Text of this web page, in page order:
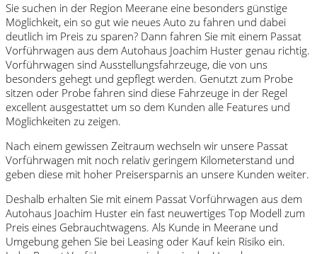
Sie suchen in der Region Meerane eine besonders günstige
Möglichkeit, ein so gut wie neues Auto zu fahren und dabei
deutlich im Preis zu sparen? Dann fahren Sie mit einem Passat
Vorführwagen aus dem Autohaus Joachim Huster genau richtig.
Vorführwagen sind Ausstellungsfahrzeuge, die von uns
besonders gehegt und gepflegt werden. Genutzt zum Probe
sitzen oder Probe fahren sind diese Fahrzeuge in der Regel
excellent ausgestattet um so dem Kunden alle Features und
Möglichkeiten zu zeigen.
Nach einem gewissen Zeitraum wechseln wir unsere Passat
Vorführwagen mit noch relativ geringem Kilometerstand und
geben diese mit hoher Preisersparnis an unsere Kunden weiter.
Deshalb erhalten Sie mit einem Passat Vorführwagen aus dem
Autohaus Joachim Huster ein fast neuwertiges Top Modell zum
Preis eines Gebrauchtwagens. Als Kunde in Meerane und
Umgebung gehen Sie bei Leasing oder Kauf kein Risiko ein.